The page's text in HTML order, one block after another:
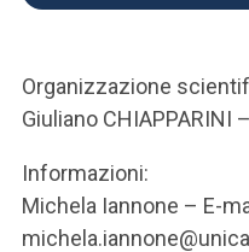
Organizzazione
Giuliano CHIAPPARINI
Informazioni:
Michela Iannone – E-